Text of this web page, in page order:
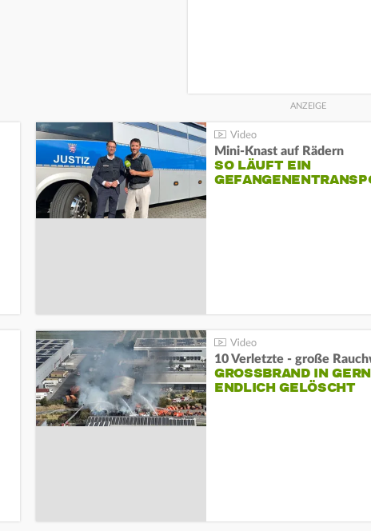
Mini-Knast auf Rädern
SO LÄUFT EIN
10 Verletzte - große
GROSSBRAND IN
NDLICH GELÖSCHT